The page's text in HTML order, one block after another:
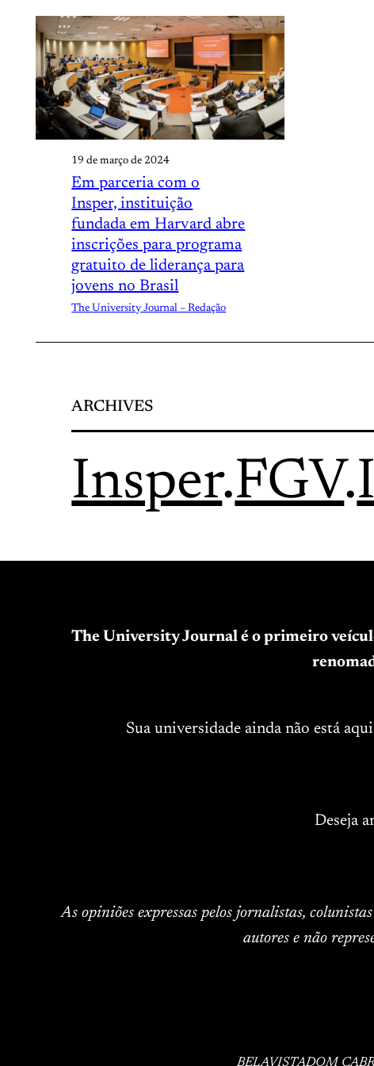
19 de março de 2024
Em parceria com o
Insper, instituição
fundada em Harvard abre
inscrições para programa
gratuito de liderança para
jovens no Brasil
The University Journal – Redação
ARCHIVES
Insper.FGV.
The University Journal é o primeiro
Sua universidade ainda não está
Deseja
As opiniões expressas pelos jornalistas,
autores e não
BELAVISTADOM